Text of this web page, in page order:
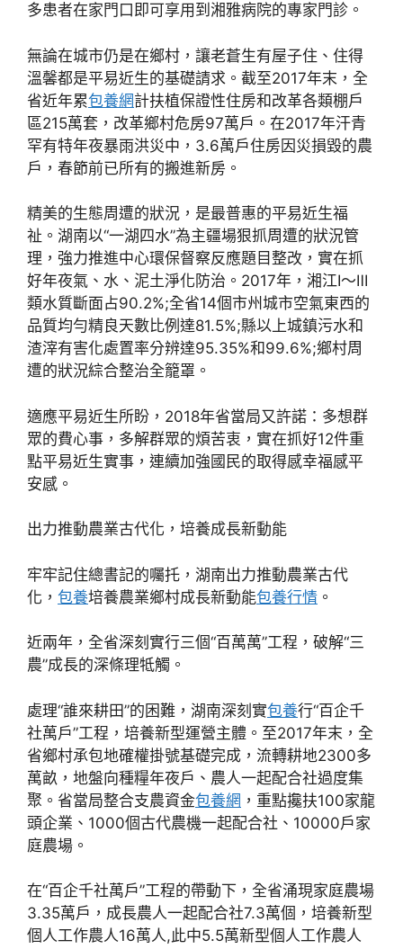
多患者在家門口即可享用到湘雅病院的專家門診。
無論在城市仍是在鄉村，讓老蒼生有屋子住、住得
溫馨都是平易近生的基礎請求。截至2017年末，全
省近年累包養網計扶植保證性住房和改革各類棚戶
區215萬套，改革鄉村危房97萬戶。在2017年汗青
罕有特年夜暴雨洪災中，3.6萬戶住房因災損毀的農
戶，春節前已所有的搬進新房。
精美的生態周遭的狀況，是最普惠的平易近生福
祉。湖南以“一湖四水”為主疆場狠抓周遭的狀況管
理，強力推進中心環保督察反應題目整改，實在抓
好年夜氣、水、泥土淨化防治。2017年，湘江Ⅰ～Ⅲ
類水質斷面占90.2%;全省14個市州城市空氣東西的
品質均勻精良天數比例達81.5%;縣以上城鎮污水和
渣滓有害化處置率分辨達95.35%和99.6%;鄉村周
遭的狀況綜合整治全籠罩。
適應平易近生所盼，2018年省當局又許諾：多想群
眾的費心事，多解群眾的煩苦衷，實在抓好12件重
點平易近生實事，連續加強國民的取得感幸福感平
安感。
出力推動農業古代化，培養成長新動能
牢牢記住總書記的囑托，湖南出力推動農業古代
化， 包養培養農業鄉村成長新動能包養行情 。
近兩年，全省深刻實行三個“百萬萬”工程，破解“三
農”成長的深條理牴觸。
處理“誰來耕田”的困難，湖南深刻實包養行“百企千
社萬戶”工程，培養新型運營主體。至2017年末，全
省鄉村承包地確權掛號基礎完成，流轉耕地2300多
萬畝，地盤向種糧年夜戶、農人一起配合社過度集
聚。省當局整合支農資金包養網 ，重點攙扶100家龍
頭企業、1000個古代農機一起配合社、10000戶家
庭農場。
在“百企千社萬戶”工程的帶動下，全省涌現家庭農場
3.35萬戶，成長農人一起配合社7.3萬個，培養新型
個人工作農人16萬人,此中5.5萬新型個人工作農人